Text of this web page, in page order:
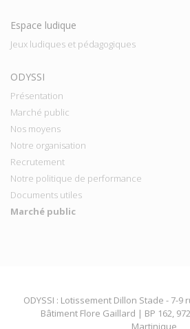
Espace ludique
Jeux ludiques et pédagogiques
ODYSSI
Présentation
Marché public
Nos moyens
Notre organisation
Recrutement
Notre politique de performance
Documents utiles
Marché public
ODYSSI : Lotissement Dillon Stade - 7-
Bâtiment Flore Gaillard | BP 162,